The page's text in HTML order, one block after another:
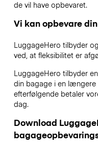
de vil have opbevaret.
Vi kan opbevare
LuggageHero tilbyder
ved, at fleksibilitet er
LuggageHero tilbyder
din bagage i en
efterfølgende betaler
dag.
Download